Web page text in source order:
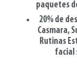
paquetes
20% de
Casmara,
Rutinas
facial